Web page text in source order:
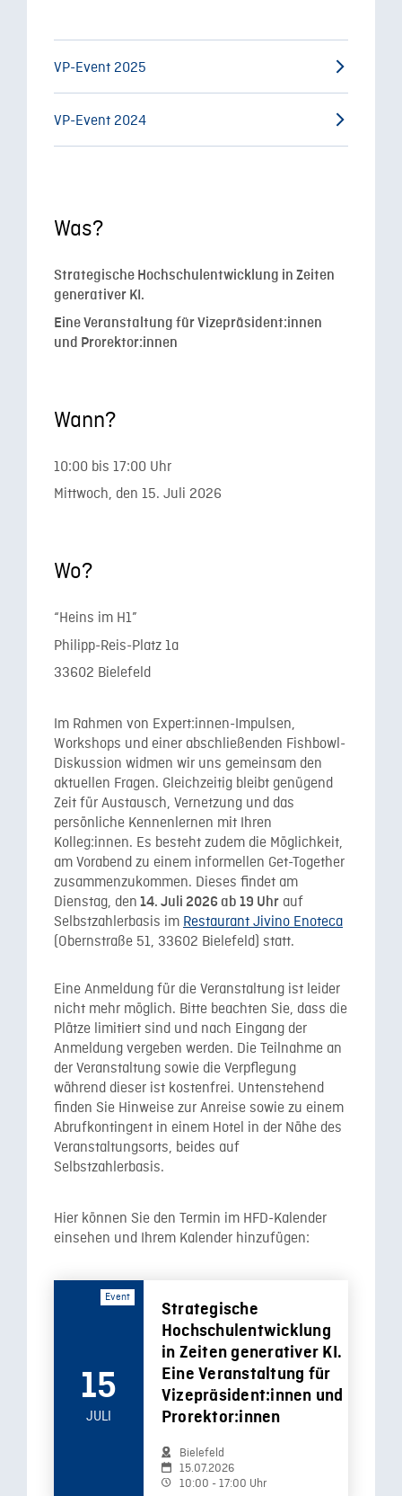
VP-Event 2025
VP-Event 2024
Was?
Strategische Hochschulentwicklung in Zeiten
generativer KI.
Eine Veranstaltung für Vizepräsident:innen
und Prorektor:innen
Wann?
10:00 bis 17:00 Uhr
Mittwoch, den 15. Juli 2026
Wo?
“Heins im H1”
Philipp-Reis-Platz 1a
33602 Bielefeld
Im Rahmen von Expert:innen-Impulsen,
Workshops und einer abschließenden Fishbowl-
Diskussion widmen wir uns gemeinsam den
aktuellen Fragen. Gleichzeitig bleibt genügend
Zeit für Austausch, Vernetzung und das
persönliche Kennenlernen mit Ihren
Kolleg:innen. Es besteht zudem die Möglichkeit,
am Vorabend zu einem informellen Get-Together
zusammenzukommen. Dieses findet am
Dienstag, den 14. Juli 2026 ab 19 Uhr auf
Selbstzahlerbasis im Restaurant Jivino Enoteca
(Obernstraße 51, 33602 Bielefeld) statt.
Eine Anmeldung für die Veranstaltung ist leider
nicht mehr möglich. Bitte beachten Sie, dass die
Plätze limitiert sind und nach Eingang der
Anmeldung vergeben werden. Die Teilnahme an
der Veranstaltung sowie die Verpflegung
während dieser ist kostenfrei. Untenstehend
finden Sie Hinweise zur Anreise sowie zu einem
Abrufkontingent in einem Hotel in der Nähe des
Veranstaltungsorts, beides auf
Selbstzahlerbasis.
Hier können Sie den Termin im HFD-Kalender
einsehen und Ihrem Kalender hinzufügen:
Event
15
JULI
Strategische
Hochschulentwicklung
in Zeiten generativer KI.
Eine Veranstaltung für
Vizepräsident:innen und
Prorektor:innen
Bielefeld
15.07.2026
10:00 - 17:00 Uhr